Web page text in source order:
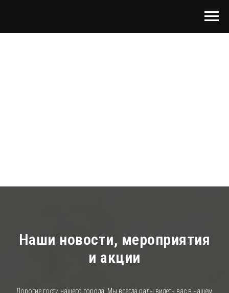
Наши новости, мероприятия
и акции
Дорогие гости нашего города. Мы всегда рады видеть вас в нашем